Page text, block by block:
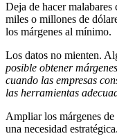
Deja de hacer
miles o millones de
los márgenes al mínimo.
Los datos no mienten.
posible obtener
cuando las empresas
las herramientas
Ampliar los márgenes
una necesidad estratégica.